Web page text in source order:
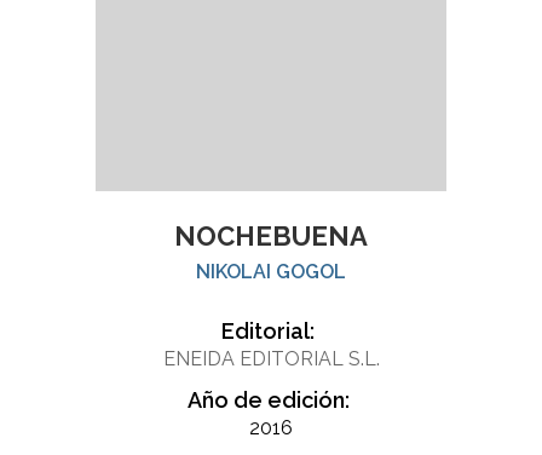
NOCHEBUENA
NIKOLAI GOGOL
Editorial:
ENEIDA EDITORIAL S.L.
Año de edición:
2016